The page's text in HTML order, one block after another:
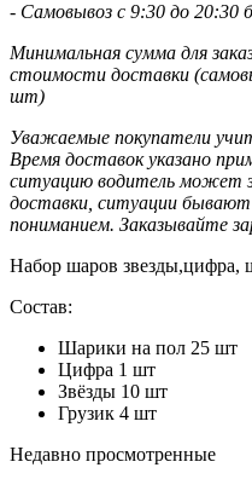
- Самовывоз с 9:30 до 20:30
Минимальная сумма для
стоимости доставки
шт)
Уважаемые покупатели
Время доставок указано
ситуацию водитель может
доставки, ситуации
пониманием. Заказывайте
Набор шаров звезды,цифра,
Состав:
Шарики на пол 25 шт
Цифра 1 шт
Звёзды 10 шт
Грузик 4 шт
Недавно просмотренные